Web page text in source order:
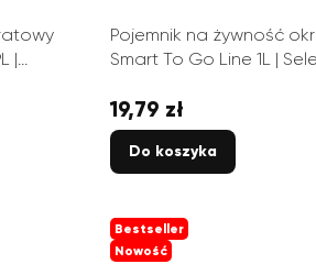
|
Pojemnik na żywność
Smart To Go Line 1L |
Cena
19,79 zł
Do koszyka
Bestseller
Nowość